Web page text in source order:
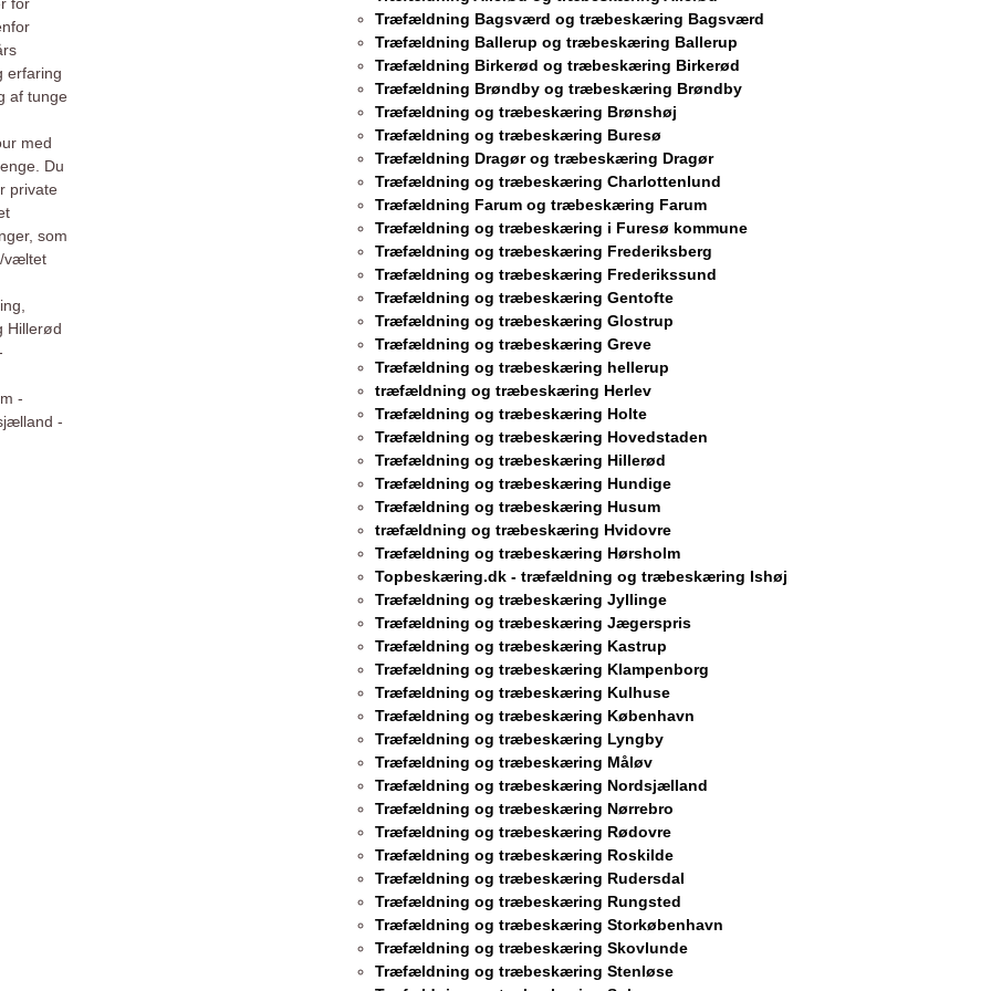
erfaring
af tunge
med
Du
private
som
væltet
-
-
Træfældning Bagsværd og træbeskæring Bagsværd
Træfældning Ballerup og træbeskæring Ballerup
Træfældning Birkerød og træbeskæring Birkerød
Træfældning Brøndby og træbeskæring Brøndby
Træfældning og træbeskæring Brønshøj
Træfældning og træbeskæring Buresø
Træfældning Dragør og træbeskæring Dragør
Træfældning og træbeskæring Charlottenlund
Træfældning Farum og træbeskæring Farum
Træfældning og træbeskæring i Furesø kommune
Træfældning og træbeskæring Frederiksberg
Træfældning og træbeskæring Frederikssund
Træfældning og træbeskæring Gentofte
Træfældning og træbeskæring Glostrup
Træfældning og træbeskæring Greve
Træfældning og træbeskæring hellerup
træfældning og træbeskæring Herlev
Træfældning og træbeskæring Holte
Træfældning og træbeskæring Hovedstaden
Træfældning og træbeskæring Hillerød
Træfældning og træbeskæring Hundige
Træfældning og træbeskæring Husum
træfældning og træbeskæring Hvidovre
Træfældning og træbeskæring Hørsholm
Topbeskæring.dk - træfældning og træbeskæring Ishøj
Træfældning og træbeskæring Jyllinge
Træfældning og træbeskæring Jægerspris
Træfældning og træbeskæring Kastrup
Træfældning og træbeskæring Klampenborg
Træfældning og træbeskæring Kulhuse
Træfældning og træbeskæring København
Træfældning og træbeskæring Lyngby
Træfældning og træbeskæring Måløv
Træfældning og træbeskæring Nordsjælland
Træfældning og træbeskæring Nørrebro
Træfældning og træbeskæring Rødovre
Træfældning og træbeskæring Roskilde
Træfældning og træbeskæring Rudersdal
Træfældning og træbeskæring Rungsted
Træfældning og træbeskæring Storkøbenhavn
Træfældning og træbeskæring Skovlunde
Træfældning og træbeskæring Stenløse